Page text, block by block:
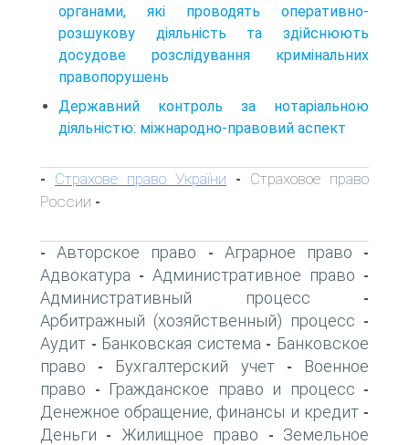
органами, які проводять оперативно-
розшукову діяльність та здійснюють
досудове розслідування кримінальних
правопорушень
Державний контроль за нотаріальною
діяльністю: міжнародно-правовий аспект
- Страхове право України - Страховое право
России -
-Авторское право - Аграрное право -
Адвокатура - Административное право -
Административный процесс -
Арбитражный (хозяйственный) процесс -
Аудит - Банковская система - Банковское
право - Бухгалтерский учет-
Военное
право - Гражданское право и процесс -
Денежное обращение, финансы и кредит-
Деньги - Жилищное право - Земельное